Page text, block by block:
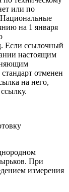
или по
на 1 января
Если ссылочный
настоящим
отменен
на него,
При
измерения